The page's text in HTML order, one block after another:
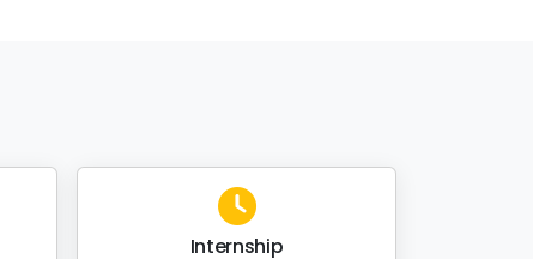
Internship